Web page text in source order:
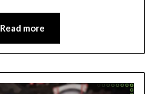
Read more